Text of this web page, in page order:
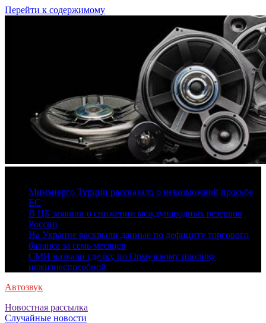
Перейти к содержимому
Минэнерго Турции рассказало о невозможной просьбе
ЕС
В ЦБ заявили о снижении международных резервов
России
На Украине раскрыли данные по дефициту торгового
баланса за семь месяцев
СМИ назвали сделку по Ормузскому проливу
нежизнеспособной
Автозвук
Новостная рассылка
Случайные новости